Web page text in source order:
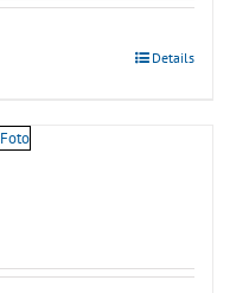
Details